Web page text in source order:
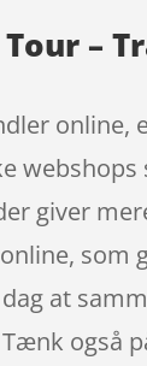
–
giver
at
også